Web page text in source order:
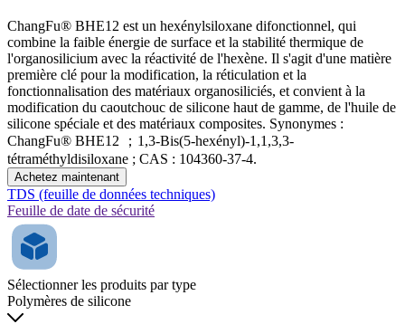
ChangFu® BHE12 est un hexénylsiloxane difonctionnel, qui
combine la faible énergie de surface et la stabilité thermique de
l'organosilicium avec la réactivité de l'hexène. Il s'agit d'une matière
première clé pour la modification, la réticulation et la
fonctionnalisation des matériaux organosiliciés, et convient à la
modification du caoutchouc de silicone haut de gamme, de l'huile de
silicone spéciale et des matériaux composites. Synonymes :
ChangFu® BHE12 ；1,3-Bis(5-hexényl)-1,1,3,3-
tétraméthyldisiloxane ; CAS : 104360-37-4.
Achetez maintenant
TDS (feuille de données techniques)
Feuille de date de sécurité
Sélectionner les produits par type
Polymères de silicone